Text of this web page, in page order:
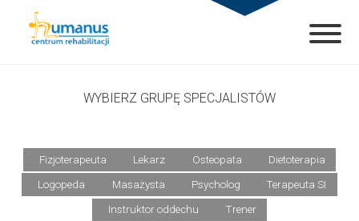
WYBIERZ GRUPĘ SPECJALISTÓW
Fizjoterapeuta Lekarz Osteopata Dietoterapia
Logopeda Masażysta Psycholog Terapeuta SI
Instruktor oddechu Trener